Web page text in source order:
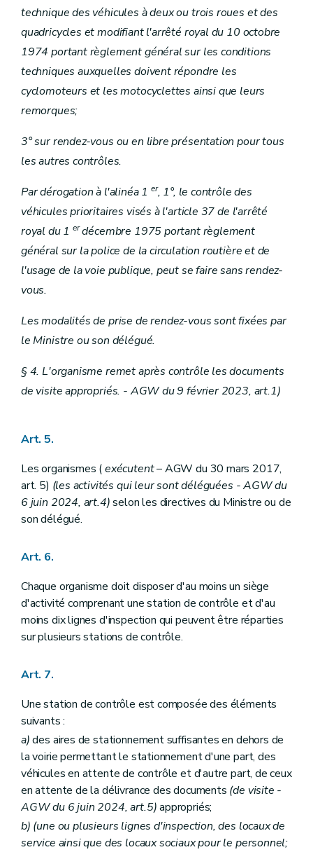
technique des véhicules à deux ou trois roues et des
quadricycles et modifiant l'arrêté royal du 10 octobre
1974 portant règlement général sur les conditions
techniques auxquelles doivent répondre les
cyclomoteurs et les motocyclettes ainsi que leurs
remorques;
3° sur rendez-vous ou en libre présentation pour tous
les autres contrôles.
Par dérogation à l'alinéa 1 er, 1°, le contrôle des
véhicules prioritaires visés à l'article 37 de l'arrêté
royal du 1erdécembre 1975 portant règlement
général sur la police de la circulation routière et de
l'usage de la voie publique, peut se faire sans rendez-
vous.
Les modalités de prise de rendez-vous sont fixées par
le Ministre ou son délégué.
§ 4. L'organisme remet après contrôle les documents
de visite appropriés. - AGW du 9 février 2023, art.1)
Art. 5.
Les organismes (exécutent– AGW du 30 mars 2017,
art. 5) (les activités qui leur sont déléguées - AGW du
6 juin 2024, art.4)selon les directives du Ministre ou de
son délégué.
Art. 6.
Chaque organisme doit disposer d'au moins un siège
d'activité comprenant une station de contrôle et d'au
moins dix lignes d'inspection qui peuvent être réparties
sur plusieurs stations de contrôle.
Art. 7.
Une station de contrôle est composée des éléments
suivants :
a)des aires de stationnement suffisantes en dehors de
la voirie permettant le stationnement d'une part, des
véhicules en attente de contrôle et d'autre part, de ceux
en attente de la délivrance des documents (de visite -
AGW du 6 juin 2024, art.5)appropriés;
b) (une ou plusieurs lignes d'inspection, des locaux de
service ainsi que des locaux sociaux pour le personnel;